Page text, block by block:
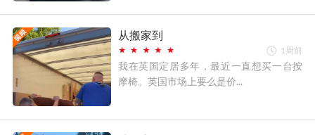
从搬家到
1周前
我在英国定居多年，最近一直想买一台按
摩椅。英国市场上要么是价...